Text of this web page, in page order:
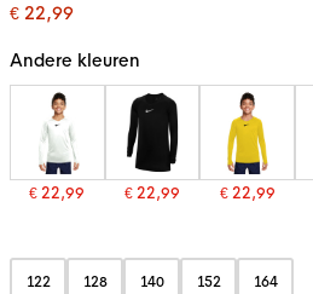
begin
de
€ 22,99
Andere kleuren
€ 22,99 € 22,99 € 22,99
122 128 140 152 164